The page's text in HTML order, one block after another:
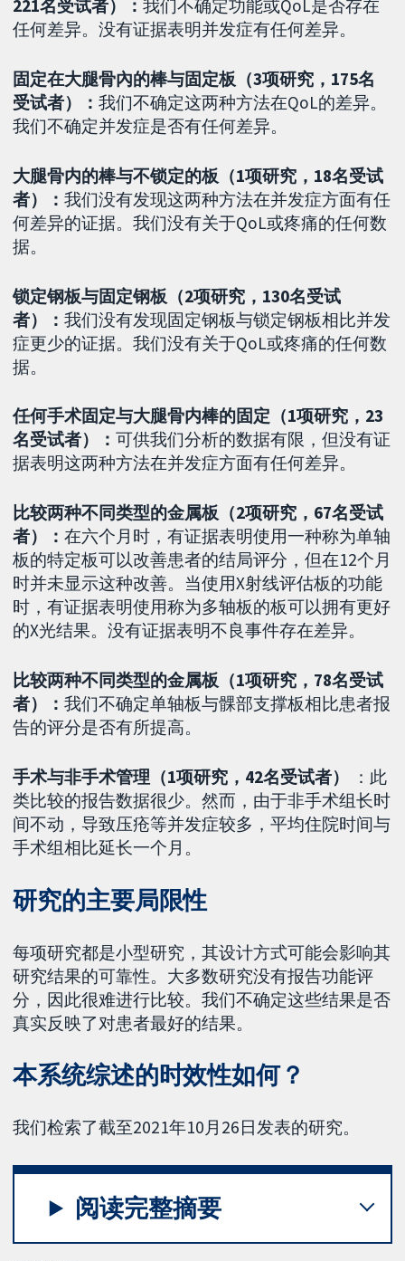
221名受试者）：我们不确定功能或QoL是否存在
任何差异。没有证据表明并发症有任何差异。
固定在大腿骨內的棒与固定板（3项研究，175名
受试者）：我们不确定这两种方法在QoL的差异。
我们不确定并发症是否有任何差异。
大腿骨内的棒与不锁定的板（1项研究，18名受试
者）：我们没有发现这两种方法在并发症方面有任
何差异的证据。我们没有关于QoL或疼痛的任何数
据。
锁定钢板与固定钢板（2项研究，130名受试
者）：我们没有发现固定钢板与锁定钢板相比并发
症更少的证据。我们没有关于QoL或疼痛的任何数
据。
任何手术固定与大腿骨内棒的固定（1项研究，23
名受试者）：可供我们分析的数据有限，但没有证
据表明这两种方法在并发症方面有任何差异。
比较两种不同类型的金属板（2项研究，67名受试
者）：在六个月时，有证据表明使用一种称为单轴
板的特定板可以改善患者的结局评分，但在12个月
时并未显示这种改善。当使用X射线评估板的功能
时，有证据表明使用称为多轴板的板可以拥有更好
的X光结果。没有证据表明不良事件存在差异。
比较两种不同类型的金属板（1项研究，78名受试
者）：我们不确定单轴板与髁部支撑板相比患者报
告的评分是否有所提高。
手术与非手术管理（1项研究，42名受试者）
：此
类比较的报告数据很少。然而，由于非手术组长时
间不动，导致压疮等并发症较多，平均住院时间与
手术组相比延长一个月。
研究的主要局限性
每项研究都是小型研究，其设计方式可能会影响其
研究结果的可靠性。大多数研究没有报告功能评
分，因此很难进行比较。我们不确定这些结果是否
真实反映了对患者最好的结果。
本系统综述的时效性如何？
我们检索了截至2021年10月26日发表的研究。
阅读完整摘要